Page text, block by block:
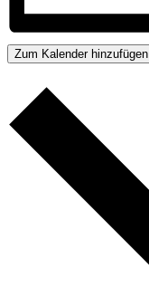
Zum Kalender hinzufügen